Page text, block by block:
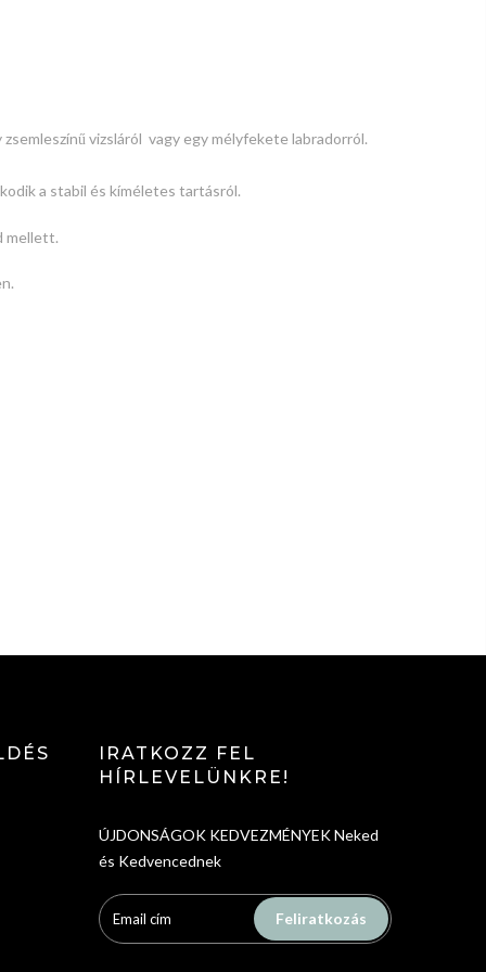
vizsláról vagy egy mélyfekete labradorról.
a stabil és kíméletes tartásról.
mellett.
IRATKOZZ FEL
HÍRLEVELÜNKRE!
ÚJDONSÁGOK KEDVEZMÉNYEK Neked
és Kedvencednek
Feliratkozás